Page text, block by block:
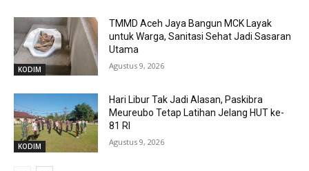
KODIM
TMMD Aceh Jaya Bangun MCK Layak
untuk Warga, Sanitasi Sehat Jadi Sasaran
Utama
Agustus 9, 2026
KODIM
Hari Libur Tak Jadi Alasan, Paskibra
Meureubo Tetap Latihan Jelang HUT ke-
81 RI
Agustus 9, 2026